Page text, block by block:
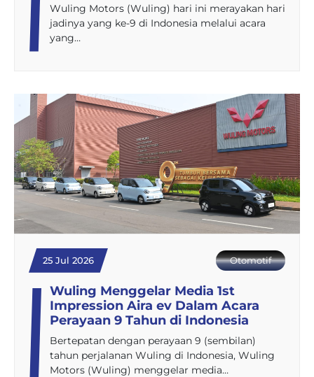
Wuling Motors (Wuling) hari ini merayakan hari
jadinya yang ke-9 di Indonesia melalui acara
yang…
25 Jul 2026 Otomotif
Wuling Menggelar Media 1st
Impression Aira ev Dalam Acara
Perayaan 9 Tahun di Indonesia
Bertepatan dengan perayaan 9 (sembilan)
tahun perjalanan Wuling di Indonesia, Wuling
Motors (Wuling) menggelar media…